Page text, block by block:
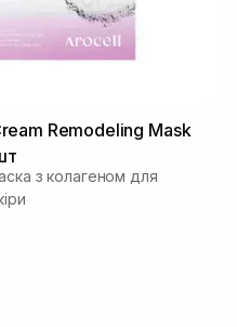
Remodeling Mask
з колагеном для